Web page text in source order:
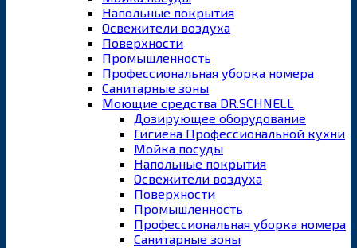
Напольные покрытия
Освежители воздуха
Поверхности
Промышленность
Профессиональная уборка номера
Санитарные зоны
Моющие средства DR.SCHNELL
Дозирующее оборудование
Гигиена Профессиональной кухни
Мойка посуды
Напольные покрытия
Освежители воздуха
Поверхности
Промышленность
Профессиональная уборка номера
Санитарные зоны